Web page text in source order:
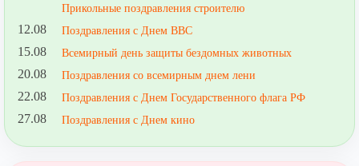
Прикольные поздравления строителю
12.08 Поздравления с Днем ВВС
15.08 Всемирный день защиты бездомных животных
20.08 Поздравления со всемирным днем лени
22.08 Поздравления с Днем Государственного флага РФ
27.08 Поздравления с Днем кино